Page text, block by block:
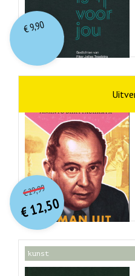
€9,90
€29,99O
orspr
onkelijke
prijs
was:
€ 29,99.
€12,50
Huidige
prijs
is:€ 12,50.
kunst